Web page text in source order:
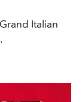
Italian